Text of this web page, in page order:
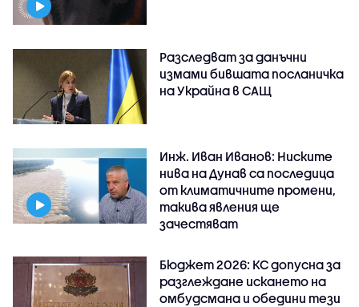
Разследват за данъчни
измами бившата посланичка
на Украйна в САЩ
Инж. Иван Иванов: Ниските
нива на Дунав са последица
от климатичните промени,
такива явления ще
зачестяват
Бюджет 2026: КС допусна за
разглеждане искането на
омбудсмана и обедини тези